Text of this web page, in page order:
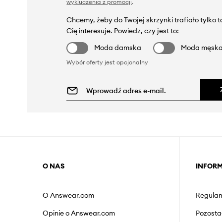
wykluczenia z promocji.
Chcemy, żeby do Twojej skrzynki trafiało tylko
Cię interesuje. Powiedz, czy jest to:
Moda damska
Moda
Wybór oferty jest opcjonalny
O NAS
O Answear.com
Opinie o Answear.com